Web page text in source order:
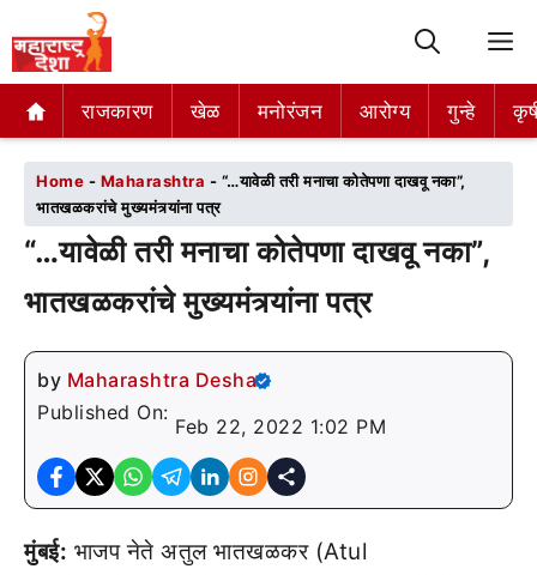
राजकारण खेळ मनोरंजन आरोग्य गुन्हे
राजकारण खेळ मनोरंजन आरोग्य गुन्हे
Home - Maharashtra - “…यावेळी तरी मनाचा कोतेपणा दाखवू नका”,
भातखळकरांचे मुख्यमंत्र्यांना पत्र
“…यावेळी तरी मनाचा कोतेपणा दाखवू नका”,
भातखळकरांचे मुख्यमंत्र्यांना पत्र
by Maharashtra Desha
Published On:
Feb 22, 2022 1:02 PM
मुंबई: भाजप नेते अतुल भातखळकर (Atul